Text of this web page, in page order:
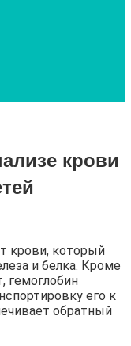
крови
крови, который
и белка. Кроме
гемоглобин
его к
обратный